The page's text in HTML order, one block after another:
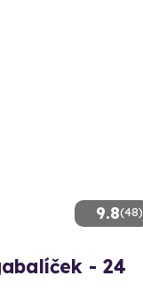
9.8(48)
- 24